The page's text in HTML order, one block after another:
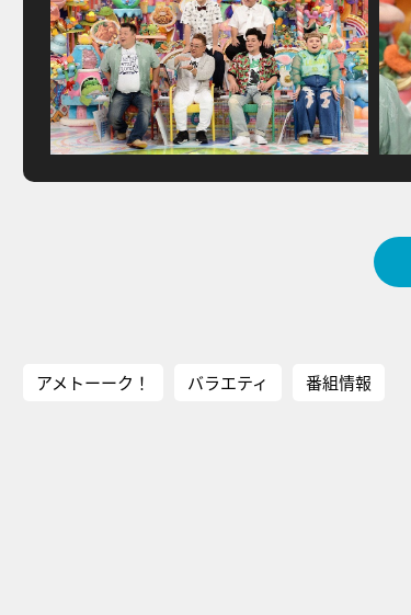
アメトーーク！ バラエティ 番組情報